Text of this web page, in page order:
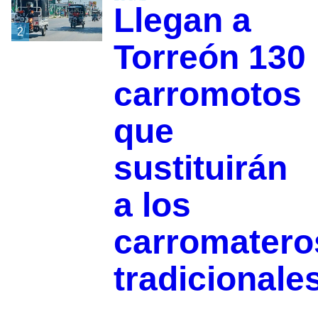
2
Llegan a
Torreón 130
carromotos
que
sustituirán
a los